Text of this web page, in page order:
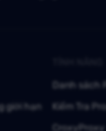
giới hạn
Danh sách
Kiểm Tra
CroxyProxy